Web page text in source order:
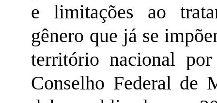
e limitações ao
gênero que já se
território nacional
Conselho Federal de